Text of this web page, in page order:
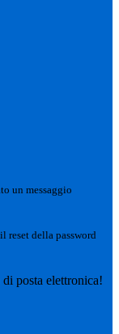
un messaggio
reset della password
posta elettronica!